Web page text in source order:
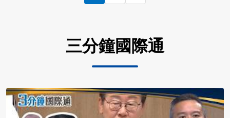
三分鐘國際通